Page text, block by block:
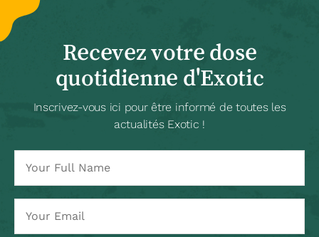
Recevez votre dose
quotidienne d'Exotic
Inscrivez-vous ici pour être informé de toutes les
actualités Exotic !